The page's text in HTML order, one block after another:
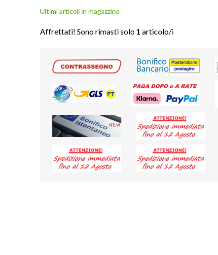
Ultimi articoli in magazzino
Affrettati! Sono rimasti solo 1 articolo/i